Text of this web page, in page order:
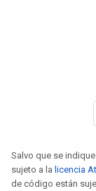
Salvo que se
sujeto a la licencia
de código están